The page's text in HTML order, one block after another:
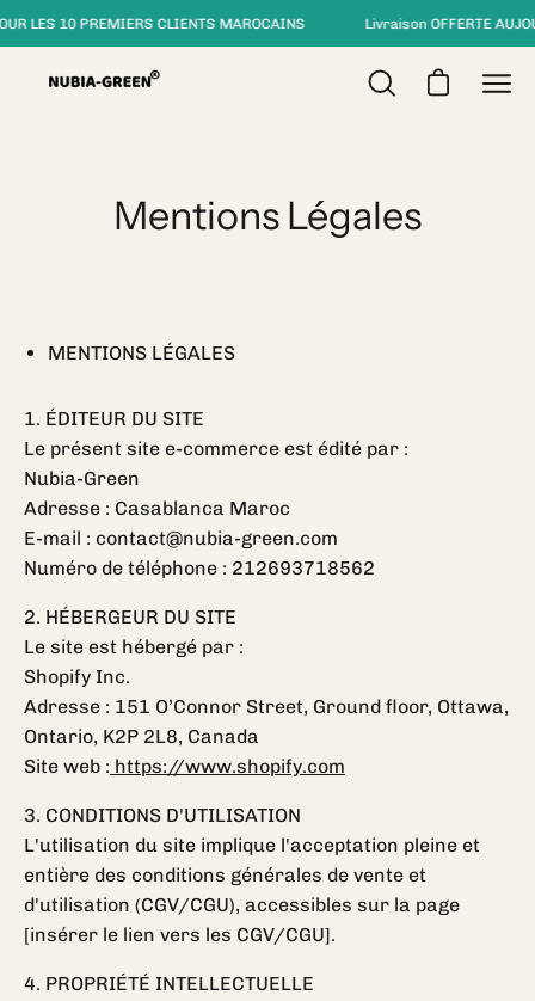
Aller
au
contenu
LES 10 PREMIERS CLIENTS MAROCAINS Livraison OFFERTE
Ouvrir
recherche
Ouvrir le
Mentions Légales
MENTIONS LÉGALES
1. ÉDITEUR DU SITE
Le présent site e-commerce est édité par :
Nubia-Green
Adresse : Casablanca Maroc
E-mail : contact@nubia-green.com
Numéro de téléphone : 212693718562
2. HÉBERGEUR DU SITE
Le site est hébergé par :
Shopify Inc.
Adresse : 151 O’Connor Street, Ground floor, Ottawa,
Ontario, K2P 2L8, Canada
Site web : https://www.shopify.com
3. CONDITIONS D'UTILISATION
L'utilisation du site implique l'acceptation pleine et
entière des conditions générales de vente et
d'utilisation (CGV/CGU), accessibles sur la page
[insérer le lien vers les CGV/CGU].
4. PROPRIÉTÉ INTELLECTUELLE